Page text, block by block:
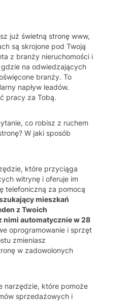
już świetną stronę www,
są skrojone pod Twoją
z branży nieruchomości i
na odwiedzających
branży. To
napływ leadów.
pracy za Tobą.
co robisz z ruchem
W jaki sposób
które przyciąga
witrynę i oferuje im
telefoniczną za pomocą
mieszkań
z Twoich
nimi automatycznie w 28
oprogramowanie i sprzęt
zmieniasz
w zadowolonych
narzędzie, które pomoże
sprzedażowych i